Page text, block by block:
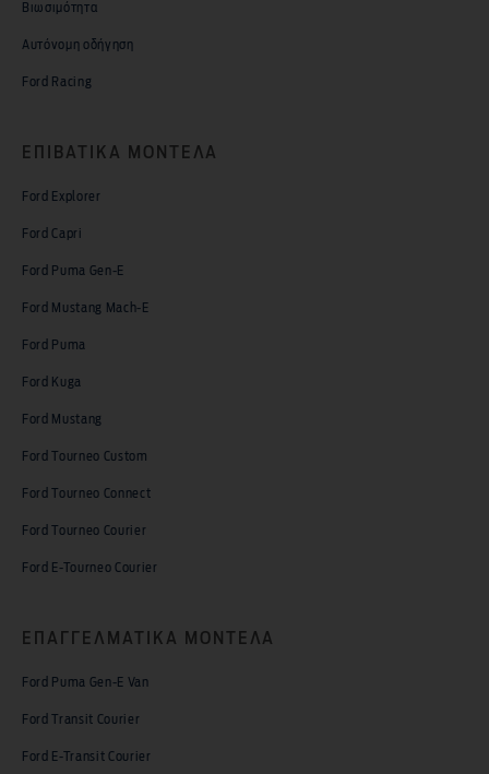
Βιωσιμότητα
Αυτόνομη οδήγηση
Ford Racing
ΕΠΙΒΑΤΙΚΑ MΟΝΤΕΛΑ
Ford Explorer
Ford Capri
Ford Puma Gen-E
Ford Mustang Mach-E
Ford Puma
Ford Kuga
Ford Mustang
Ford Tourneo Custom
Ford Tourneo Connect
Ford Tourneo Courier
Ford E-Tourneo Courier
ΕΠΑΓΓΕΛΜΑΤΙΚΑ ΜΟΝΤΕΛΑ
Ford Puma Gen-E Van
Ford Transit Courier
Ford E-Transit Courier